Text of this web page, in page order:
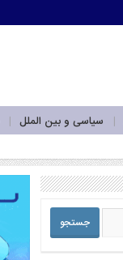
سیاسی و بین الملل